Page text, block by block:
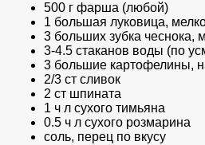
500 г фарша (любой)
1 большая луковица,
3 больших зубка чеснока,
3-4.5 стаканов воды (по
3 большие картофелины,
2/3 ст сливок
2 ст шпината
1 ч л сухого тимьяна
0.5 ч л сухого розмарина
соль, перец по вкусу